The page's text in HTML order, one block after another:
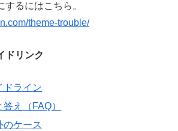
るにはこちら。
theme-trouble/
ドリンク
ドライン
え（FAQ）
のケース